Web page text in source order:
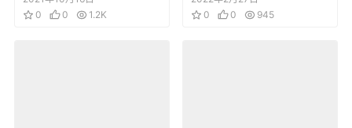
GARMILLAS
0
0 1.2K
0
0 945